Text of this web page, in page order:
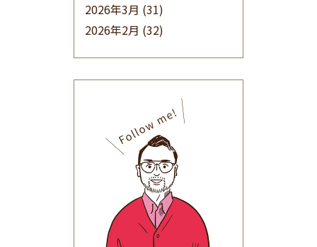
2026年3月 (31)
2026年2月 (32)
(32)
2025年9月(30)
2025年8月(31)
2025年7月(37)
2025年6月(48)
2025年5月
(41)
2025年4月
(32)